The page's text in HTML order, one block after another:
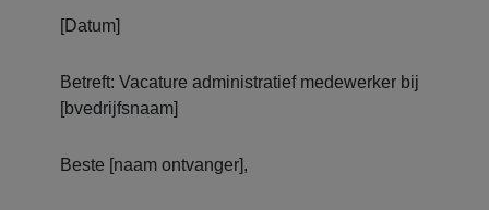
[Datum]
Betreft: Vacature administratief medewerker bij
[bvedrijfsnaam]
Beste [naam ontvanger],